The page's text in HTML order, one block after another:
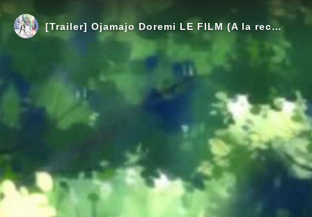
[Trailer] Ojamajo Doremi LE FILM (A la recherche des apprenties sorcières) - Bande-Annonce VOSTFR